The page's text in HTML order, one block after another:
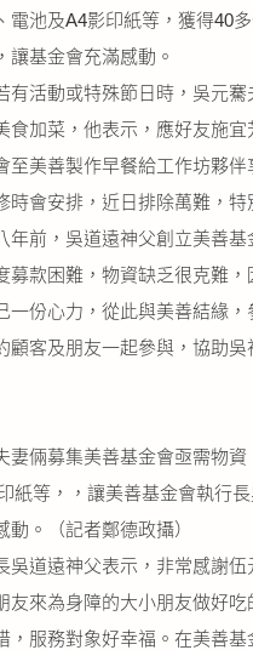
電池及A4影印紙等，獲得40
讓基金會充滿感動。
有活動或特殊節日時，吳元騫
食加菜，他表示，應好友施宜
至美善製作早餐給工作坊夥伴
時會安排，近日排除萬難，特
年前，吳道遠神父創立美善基
募款困難，物資缺乏很克難，
一份心力，從此與美善結緣，
顧客及朋友一起參與，協助吳
妻倆募集美善基金會亟需物資
紙等，，讓美善基金會執行
動。（記者鄭德政攝）
吳道遠神父表示，非常感謝伍
友來為身障的大小朋友做好吃
，服務對象好幸福。在美善基